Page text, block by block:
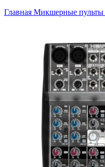
Главная Микшерные пульты